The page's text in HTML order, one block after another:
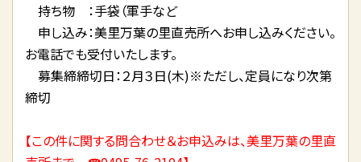
持ち物 ：手袋（軍手など
申し込み：美里万葉の里直売所へお申し込みください。
お電話でも受付いたします。
募集締締切日：２月３日(木)※ただし、定員になり次第
締切
【この件に関する問合わせ＆お申込みは、美里万葉の里直